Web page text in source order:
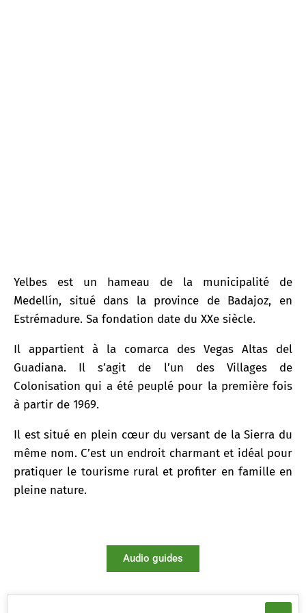
Yelbes est un hameau de la municipalité de
Medellín, situé dans la province de Badajoz, en
Estrémadure. Sa fondation date du XXe siècle.
Il appartient à la comarca des Vegas Altas del
Guadiana. Il s’agit de l’un des Villages de
Colonisation qui a été peuplé pour la première fois
à partir de 1969.
Il est situé en plein cœur du versant de la Sierra du
même nom. C’est un endroit charmant et idéal pour
pratiquer le tourisme rural et profiter en famille en
pleine nature.
Audio guides